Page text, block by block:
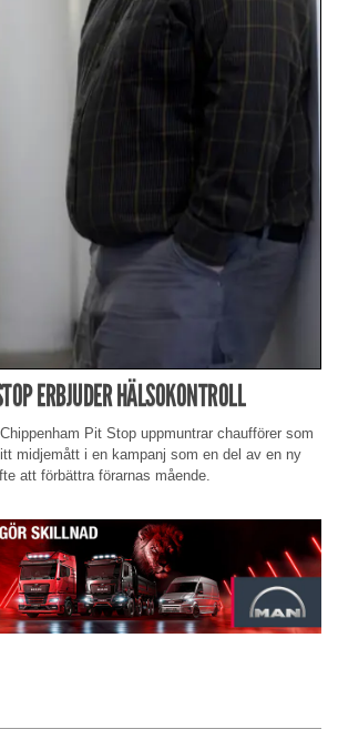
ERBJUDER HÄLSOKONTROLL
Pit Stop uppmuntrar chaufförer som
midjemått i en kampanj som en del av en ny
att förbättra förarnas mående.